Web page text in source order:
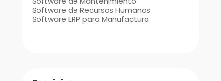
Software de Recursos Humanos
Software ERP para Manufactura